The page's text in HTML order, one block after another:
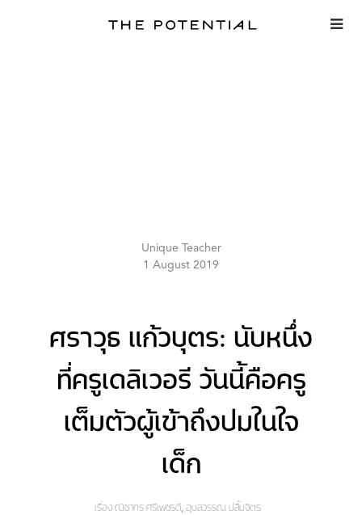
Unique Teacher
1 August 2019
ศราวุธ แก้วบุตร: นับหนึ่ง
ที่ครูเดลิเวอรี วันนี้คือครู
เต็มตัวผู้เข้าถึงปมในใจ
เด็ก
เรื่อง ณิชากร ศรีเพชรดี อุบลวรรณ ปลื้มจิตร